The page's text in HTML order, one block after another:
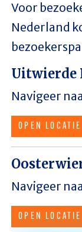
Voor
Nederland
Uitwierde
Navigeer
OPEN
Navigeer
OPEN